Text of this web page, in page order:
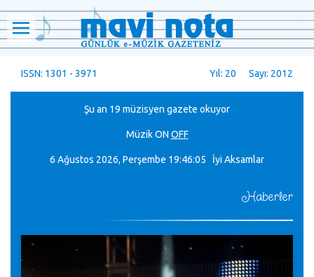
ISSN: 1301 - 3971 Yıl: 20 Sayı: 2012
Şu an 19 müzisyen gazete okuyor
MüzikON OFF
6 Ağustos 2026, Perşembe 19:46:08 İyi Aksamlar
Haberler